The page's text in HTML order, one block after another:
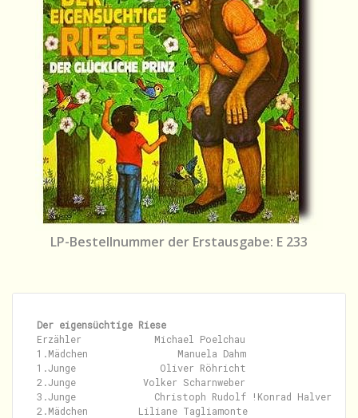
LP-Bestellnummer der Erstausgabe: E 233
Der eigensüchtige Riese
Erzähler             Michael Poelchau
1.Mädchen                Manuela Dahm
1.Junge               Oliver Röhricht
2.Junge            Volker Scharnweber
3.Junge              Christoph Rudolf !Konrad Halver
2.Mädchen         Liliane Tagliamonte